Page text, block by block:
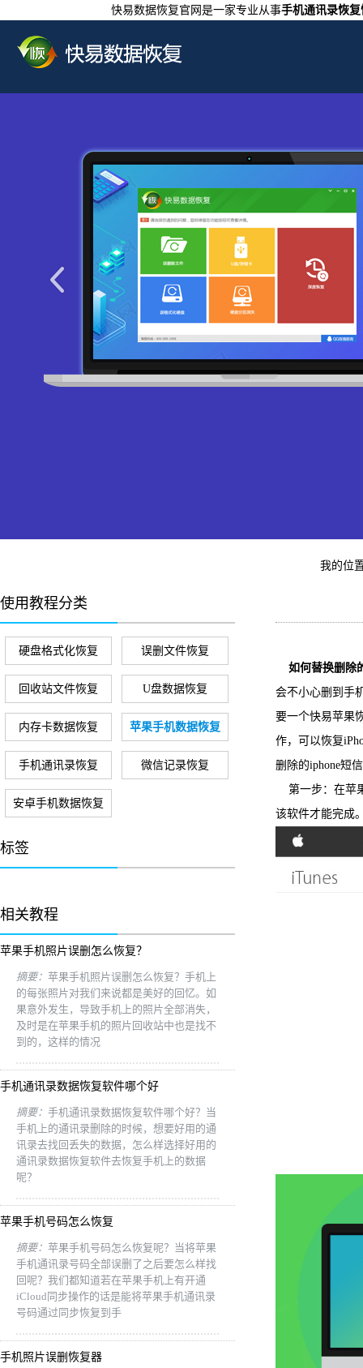
快易数据恢复官网是一家专业从事手机通讯录恢
我的位
使用教程分类
硬盘格式化恢复 误删文件恢复
回收站文件恢复 U盘数据恢复
内存卡数据恢复 苹果手机数据恢复
手机通讯录恢复 微信记录恢复
安卓手机数据恢复
标签
相关教程
苹果手机照片误删怎么恢复？
摘要： 苹果手机照片误删怎么恢复？手机上
的每张照片对我们来说都是美好的回忆。如
果意外发生，导致手机上的照片全部消失，
及时是在苹果手机的照片回收站中也是找不
到的，这样的情况
手机通讯录数据恢复软件哪个好
摘要： 手机通讯录数据恢复软件哪个好？当
手机上的通讯录删除的时候，想要好用的通
讯录去找回丢失的数据，怎么样选择好用的
通讯录数据恢复软件去恢复手机上的数据
呢？
苹果手机号码怎么恢复
摘要： 苹果手机号码怎么恢复呢？当将苹果
手机通讯录号码全部误删了之后要怎么样找
回呢？我们都知道若在苹果手机上有开通
iCloud同步操作的话是能将苹果手机通讯录
号码通过同步恢复到手
手机照片误删恢复器
如何替换删除
会不小心删到手
要一个快易苹果
作，可以恢复
删除的iphone短
第一步：在苹
该软件才能完成